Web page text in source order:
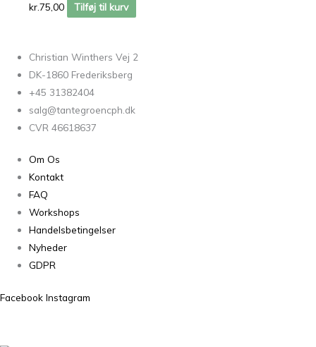
kr.75,00 Tilføj til kurv
Christian Winthers Vej 2
DK-1860 Frederiksberg
+45 31382404
salg@tantegroencph.dk
CVR 46618637
Om Os
Kontakt
FAQ
Workshops
Handelsbetingelser
Nyheder
GDPR
Facebook Instagram